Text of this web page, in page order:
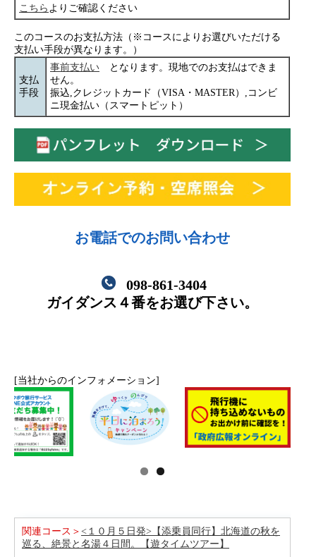
こちら よりご確認ください
このコースのお支払方法（※コースによりお選びいただける
支払い手段が異なります。）
支払
手段
事前支払い となります。現地でのお支払はできま
せん。
振込,クレジットカード（VISA・MASTER）,コンビ
ニ現金払い（スマートピット）
お電話でのお問い合わせ
098-861-3404
ガイダンス４番をお選び下さい。
[当社からのインフォメーション]
関連コース＞ <１０月５日発>【添乗員同行】北海道の秋を
巡る、絶景と名湯４日間。【遊タイムツアー】